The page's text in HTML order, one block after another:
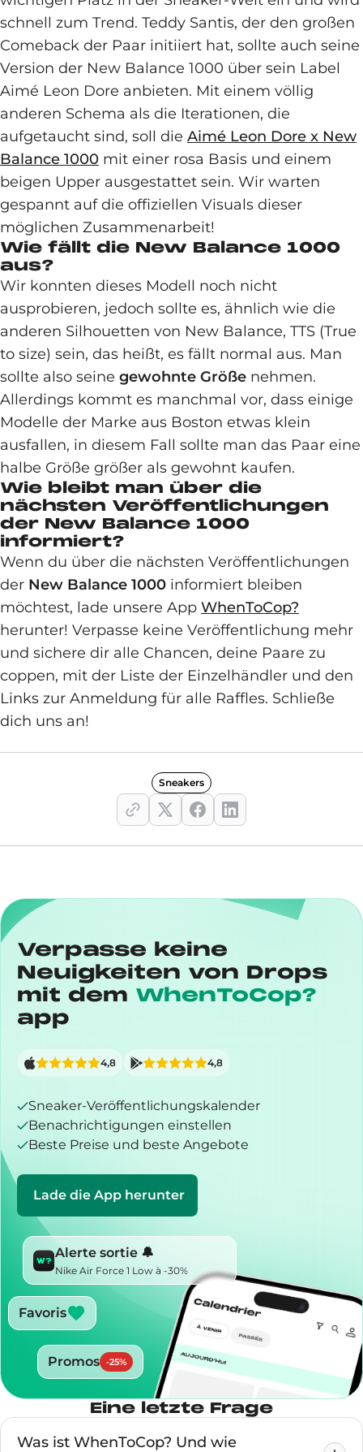
schnell zum Trend. Teddy Santis, der den großen
Comeback der Paar initiiert hat, sollte auch seine
Version der New Balance 1000 über sein Label
Aimé Leon Dore anbieten. Mit einem völlig
anderen Schema als die Iterationen, die
aufgetaucht sind, soll die Aimé Leon Dore x New
Balance 1000 mit einer rosa Basis und einem
beigen Upper ausgestattet sein. Wir warten
gespannt auf die offiziellen Visuals dieser
möglichen Zusammenarbeit!
Wie fällt die New Balance 1000
aus?
Wir konnten dieses Modell noch nicht
ausprobieren, jedoch sollte es, ähnlich wie die
anderen Silhouetten von New Balance, TTS (True
to size) sein, das heißt, es fällt normal aus. Man
sollte also seine gewohnte Größe nehmen.
Allerdings kommt es manchmal vor, dass einige
Modelle der Marke aus Boston etwas klein
ausfallen, in diesem Fall sollte man das Paar eine
halbe Größe größer als gewohnt kaufen.
Wie bleibt man über die
nächsten Veröffentlichungen
der New Balance 1000
informiert?
Wenn du über die nächsten Veröffentlichungen
der New Balance 1000 informiert bleiben
möchtest, lade unsere App WhenToCop?
herunter! Verpasse keine Veröffentlichung mehr
und sichere dir alle Chancen, deine Paare zu
coppen, mit der Liste der Einzelhändler und den
Links zur Anmeldung für alle Raffles. Schließe
dich uns an!
Sneakers
Verpasse keine
Neuigkeiten von Drops
mit dem WhenToCop?
app
Sneaker-Veröffentlichungskalender
Benachrichtigungen einstellen
Beste Preise und beste Angebote
Lade die App herunter
4,8 4,8
Alerte sortie 🔔
Nike Air Force 1 Low à -30%
Favoris
Promos -25%
Eine letzte Frage
Was ist WhenToCop? Und wie